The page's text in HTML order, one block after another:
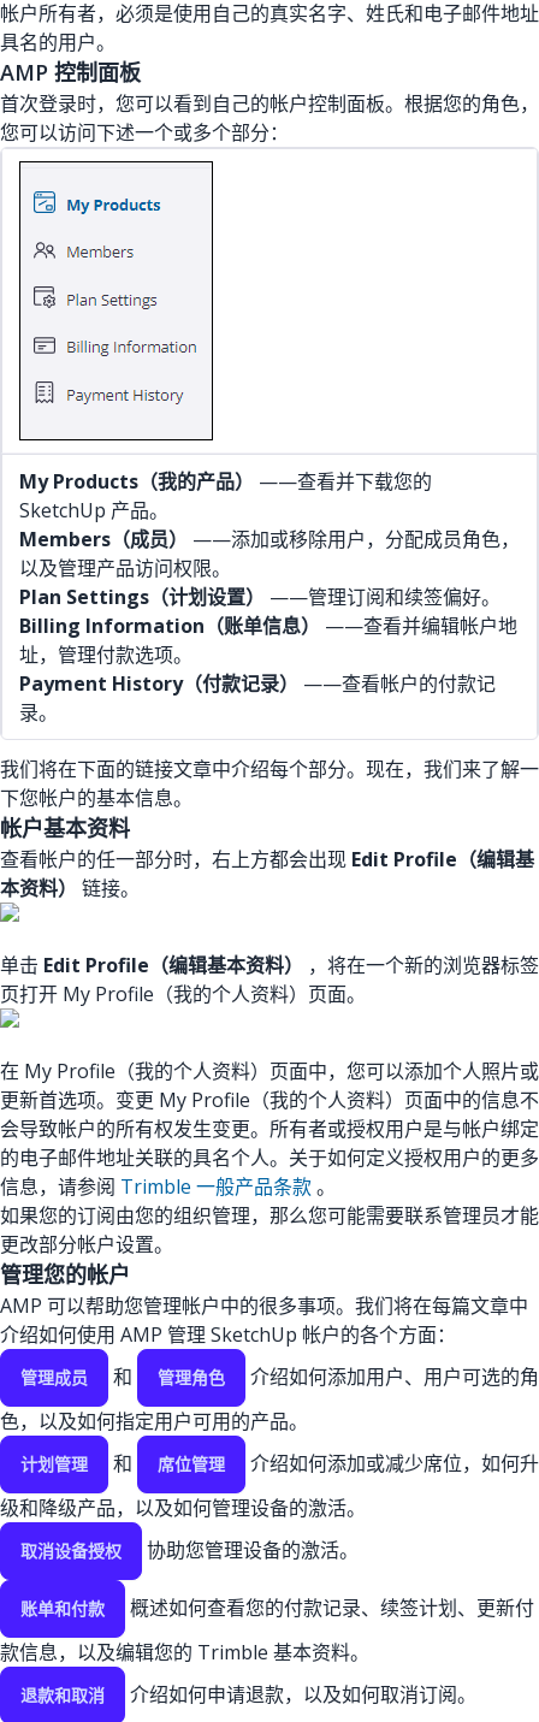
帐户所有者，必须是使用自己的真实名字、姓氏和电子邮件地址
具名的用户。
AMP 控制面板
首次登录时，您可以看到自己的帐户控制面板。根据您的角色，
您可以访问下述一个或多个部分：
My Products（我的产品）
——查看并下载您的
SketchUp 产品。
Members（成员）
——添加或移除用户，分配成员角色，
以及管理产品访问权限。
Plan Settings（计划设置）
——管理订阅和续签偏好。
Billing Information（账单信息）
——查看并编辑帐户地
址，管理付款选项。
Payment History（付款记录）
——查看帐户的付款记
录。
我们将在下面的链接文章中介绍每个部分。现在，我们来了解一
下您帐户的基本信息。
帐户基本资料
查看帐户的任一部分时，右上方都会出现 Edit Profile（编辑基
本资料）
链接。
单击 Edit Profile（编辑基本资料）
，将在一个新的浏览器标签
页打开 My Profile（我的个人资料）页面。
在 My Profile（我的个人资料）页面中，您可以添加个人照片或
更新首选项。变更 My Profile（我的个人资料）页面中的信息不
会导致帐户的所有权发生变更。所有者或授权用户是与帐户绑定
的电子邮件地址关联的具名个人。关于如何定义授权用户的更多
信息，请参阅 Trimble 一般产品条款。
如果您的订阅由您的组织管理，那么您可能需要联系管理员才能
更改部分帐户设置。
管理您的帐户
AMP 可以帮助您管理帐户中的很多事项。我们将在每篇文章中
介绍如何使用 AMP 管理 SketchUp 帐户的各个方面：
管理成员 和 管理角色
介绍如何添加用户、用户可选的角
色，以及如何指定用户可用的产品。
计划管理 和 席位管理
介绍如何添加或减少席位，如何升
级和降级产品，以及如何管理设备的激活。
取消设备授权 协助您管理设备的激活。
账单和付款
概述如何查看您的付款记录、续签计划、更新付
款信息，以及编辑您的 Trimble 基本资料。
退款和取消 介绍如何申请退款，以及如何取消订阅。